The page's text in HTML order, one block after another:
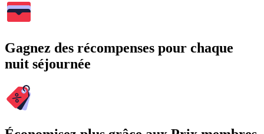
Gagnez des récompenses pour chaque
nuit séjournée